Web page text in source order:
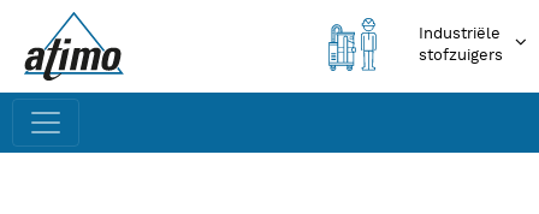
Industriële
stofzuigers